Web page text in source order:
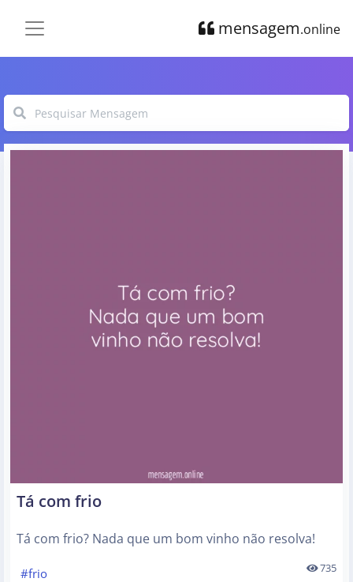
mensagem.online
Tá com frio
Tá com frio? Nada que um bom vinho não resolva!
#frio 735